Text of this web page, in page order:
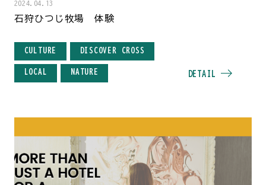
2024.04.13
石狩ひつじ牧場 体験
CULTURE DISCOVER CROSS
LOCAL NATURE DETAIL